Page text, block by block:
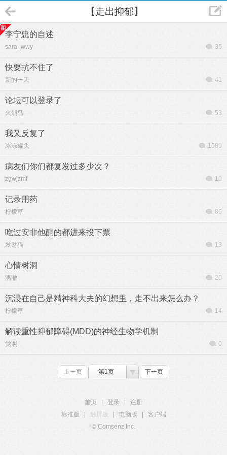
【走出抑郁】
李宁忠的自述
sara_wwy 35
快要抗不住了
新的一天 41
论坛可以登录了
火烈鸟 53
我又反复了
冰冻罐头 1589
病友们你们都复发过多少次？
zgwjzmf 10
记录用药
柠檬草 86
吃过安非他酮的都进来投下票
发财猫 13
心情树洞
漓澈 20
沉浸在自己是精神科大夫的幻想里，走不出来怎么办？
柠檬草 14
解读重性抑郁障碍(MDD)的神经生物学机制
觉照 0
上一页 第1页 下一页
首页 登录
注册
标准版
触屏版 电脑版
客户端
© Comsenz Inc.